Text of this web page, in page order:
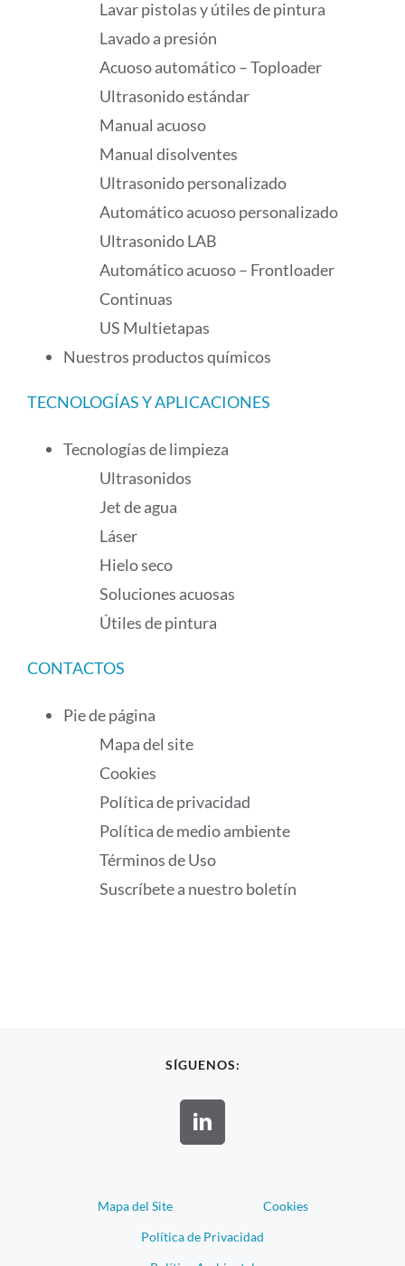
Lavar pistolas y útiles de pintura
Lavado a presión
Acuoso automático – Toploader
Ultrasonido estándar
Manual acuoso
Manual disolventes
Ultrasonido personalizado
Automático acuoso personalizado
Ultrasonido LAB
Automático acuoso – Frontloader
Continuas
US Multietapas
Nuestros productos químicos
TECNOLOGÍAS Y APLICACIONES
Tecnologías de limpieza
Ultrasonidos
Jet de agua
Láser
Hielo seco
Soluciones acuosas
Útiles de pintura
CONTACTOS
Pie de página
Mapa del site
Cookies
Política de privacidad
Política de medio ambiente
Términos de Uso
Suscríbete a nuestro boletín
SÍGUENOS:
Mapa del Site
Cookies
Política de Privacidad